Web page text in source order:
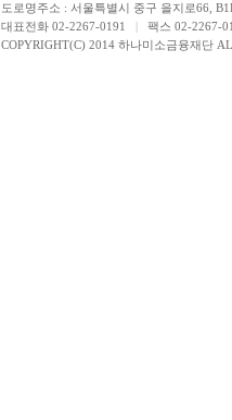
도로명주소 : 서울특별시 중구 을지로66,
대표전화 02-2267-0191 | 팩스 02-2267-
COPYRIGHT(C) 2014 하나미소금융재단